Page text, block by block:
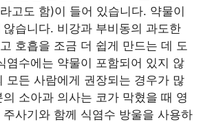
고도 함)이 들어 있습니다. 약물이
않습니다. 비강과 부비동의 과도한
호흡을 조금 더 쉽게 만드는 데 도
염수에는 약물이 포함되어 있지 않
모든 사람에게 권장되는 경우가 많
소아과 의사는 코가 막혔을 때 영
사기와 함께 식염수 방울을 사용하